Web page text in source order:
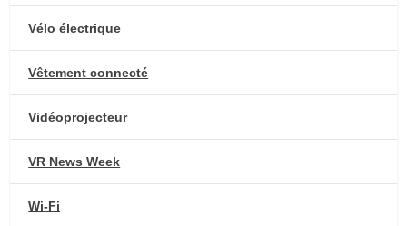
Vélo électrique
Vêtement connecté
Vidéoprojecteur
VR News Week
Wi-Fi